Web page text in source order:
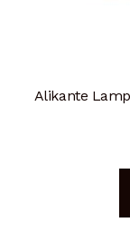
Alikante